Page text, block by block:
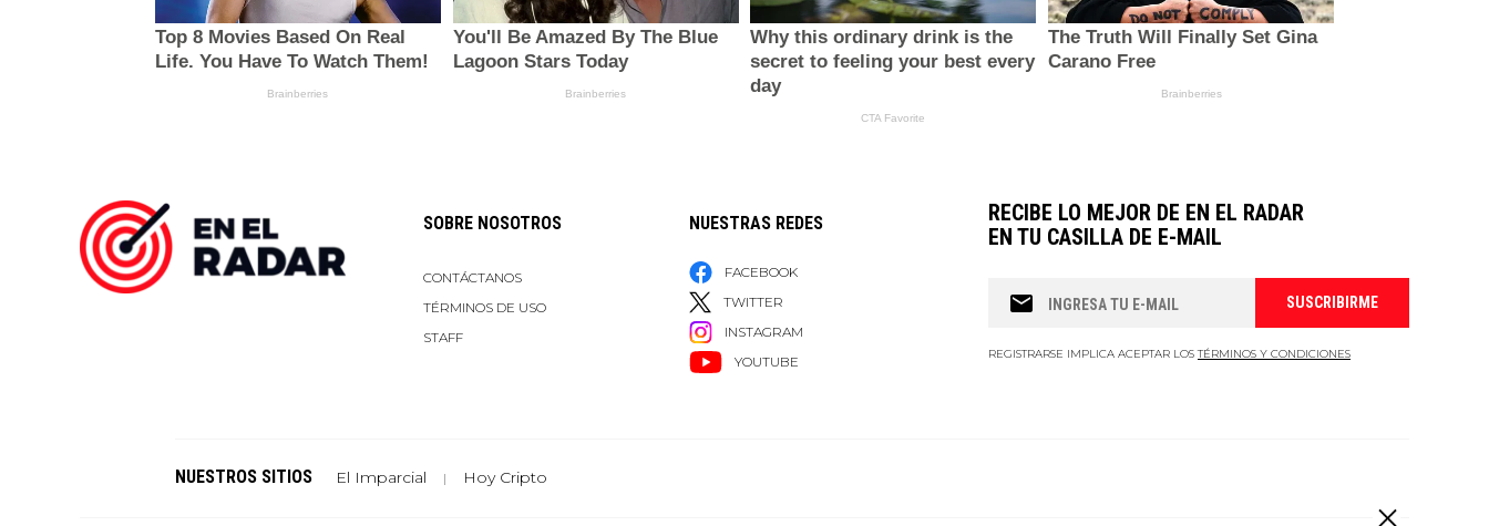
SOBRE NOSOTROS
CONTÁCTANOS
TÉRMINOS DE USO
STAFF
NUESTRAS REDES
FACEBOOK
TWITTER
INSTAGRAM
YOUTUBE
RECIBE LO MEJOR DE EN EL RADAR
EN TU CASILLA DE E-MAIL
REGISTRARSE IMPLICA ACEPTAR LOS TÉRMINOS Y CONDICIONES
NUESTROS SITIOS El Imparcial | Hoy Cripto